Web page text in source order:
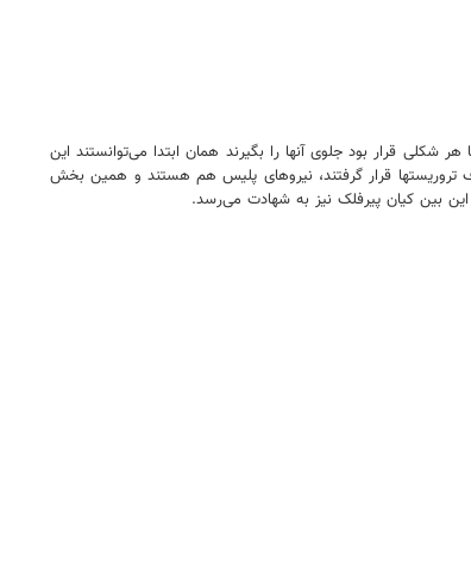
قرار بود جلوی آنها را بگیرند همان ابتدا می‌توانستند این
تروریستها قرار گرفتند، نیروهای پلیس هم هستند و همین بخش
بین کیان پیرفلک نیز به شهادت می‌رسد.